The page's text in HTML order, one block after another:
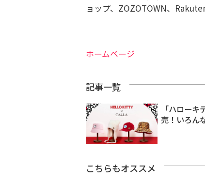
ョップ、ZOZOTOWN、
ホームページ
記事一覧
「ハロー
売！いろん
こちらもオススメ